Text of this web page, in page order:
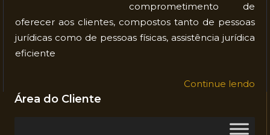
comprometimento de
oferecer aos clientes, compostos tanto de pessoas
jurídicas como de pessoas físicas, assistência jurídica
eficiente
Continue lendo
Área do Cliente